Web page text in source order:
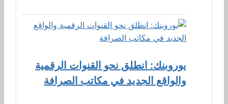
يوروبنك: انطلق نحو القنوات الرقمية
والواقع الجديد في مكاتب الصرافة